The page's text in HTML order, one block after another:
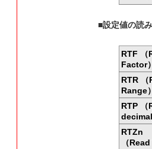
■設定値の読
RTF （
Factor）
RTR
Range）
RTP （
RTZn
（